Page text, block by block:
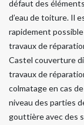
défaut des
d’eau de toiture. Il
rapidement
travaux de
Castel couverture
travaux de
colmatage en cas
niveau des parties
gouttière avec des